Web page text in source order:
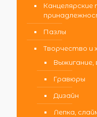
Пазлы
Творчество и
Выжигание,
Гравюры
Дизайн
Лепка,